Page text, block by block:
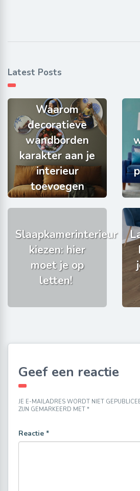
Latest Posts
Waarom
decoratieve
wandborden
karakter aan je
interieur
toevoegen
Slaapkamerinterieur
kiezen: hier
moet je op
letten!
Geef een reactie
JE E-MAILADRES WORDT NIET
ZIJN GEMARKEERD MET *
Reactie *